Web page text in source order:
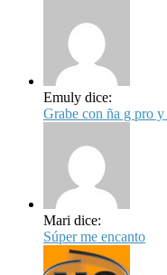
Emuly dice:
Grabe con ña g pro
Mari dice:
Súper me encanto